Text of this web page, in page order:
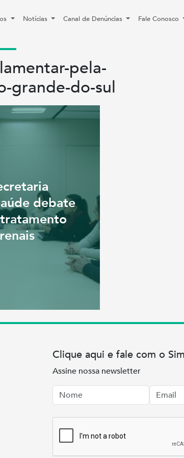
Notícias Canal de Denúncias Fale Conosco
pela-
grande-do-sul
debate
Clique aqui e fale com o
Assine nossa newsletter
Nome
Email